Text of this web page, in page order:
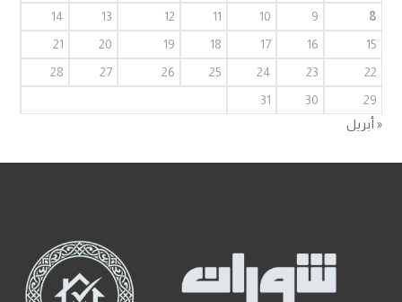
8
9
10
11
12
13
14
15
16
17
18
19
20
21
22
23
24
25
26
27
28
29
30
31
« أبريل